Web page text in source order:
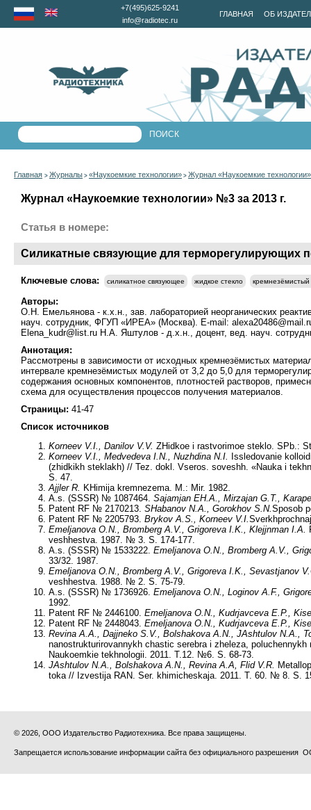
ГЛАВНАЯ ОБ
+7(495)625-9241
info@radiotec.ru
Главная > Журналы > «Наукоемкие технологии» > Журнал «Наукоемкие
Журнал «Наукоемкие технологии» №3 за 2013 г.
Статья в номере:
Силикатные связующие для терморегулирующих
Ключевые слова: силикатное связующее жидкое стекло
Авторы:
О.Н. Емельянова - к.х.н., зав. лабораторией неорганических
науч. сотрудник, ФГУП «ИРЕА» (Москва). E-mail:
Elena_kudr@list.ru Н.А. Яштулов - д.х.н., доцент, вед. науч.
Аннотация:
Рассмотрены в зависимости от исходных кремнезёмистых
интервале кремнезёмистых модулей от 3,2 до 5,0 для
содержания основных компонентов, плотностей растворов,
схема для осуществления процессов получения материалов.
Страницы: 41-47
Список источников
Korneev V.I., Danilov V.V. ZHidkoe i rastvorimoe steklo. SPb.:
Korneev V.I., Medvedeva I.N., Nuzhdina N.I.
Issledovanie
(zhidkikh steklakh) // Tez. dokl. Vseros. soveshh. «Nauka i
S. 47.
Ajjler R. KHimija kremnezema. M.: Mir. 1982.
A.s. (SSSR) № 1087464. Sajamjan EH.A., Mirzajan G.T.,
Patent RF № 2170213. SHabanov N.A., Gorokhov S.N.Sposob
Patent RF № 2205793. Brykov A.S., Korneev V.I.
Emeljanova O.N., Bromberg A.V., Grigoreva I.K., Klejjnman I.A.
veshhestva. 1987. № 3. S. 174-177.
A.s. (SSSR) № 1533222. Emeljanova O.N., Bromberg A.V.,
33/32. 1987.
Emeljanova O.N., Bromberg A.V., Grigoreva I.K., Sevastjanov
veshhestva. 1988. № 2. S. 75-79.
A.s. (SSSR) № 1736926. Emeljanova O.N., Loginov A.F.,
1992.
Patent RF № 2446100. Emeljanova O.N., Kudrjavceva E.P.,
Patent RF № 2448043. Emeljanova O.N., Kudrjavceva E.P.,
Revina A.A., Dajjneko S.V., Bolshakova A.N., JAshtulov N.A.,
nanostrukturirovannykh chastic serebra i zheleza,
Naukoemkie tekhnologii. 2011. T.12. №6. S. 68-73.
JAshtulov N.A., Bolshakova A.N., Revina A.A, Flid V.R.
toka // Izvestija RAN. Ser. khimicheskaja. 2011. T. 60. № 8. S.
© 2026, ООО Издательство Радиотехника. Все права защищены.
Запрещается использование информации сайта без официального разрешения